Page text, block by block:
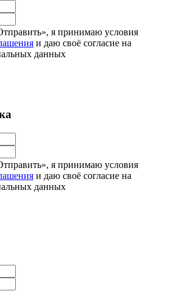
я принимаю условия
и даю своё согласие на
данных
я принимаю условия
и даю своё согласие на
данных